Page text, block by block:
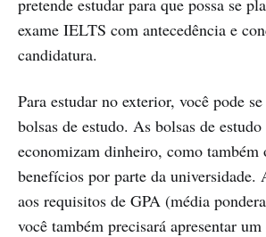
pretende estudar para que possa se
exame IELTS com antecedência e
candidatura.
Para estudar no exterior, você pode
bolsas de estudo. As bolsas de estudo
economizam dinheiro, como também
benefícios por parte da universidade.
aos requisitos de GPA (média
você também precisará apresentar